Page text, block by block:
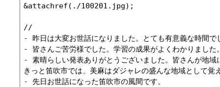
&attachref(./100201.jpg);
//
- 昨日は大変お世話になりました。とても有意義な時
- 皆さんご苦労様でした。学習の成果がよくわかり
- 素晴らしい発表ありがとうございました。皆さんが地
きっと笛吹市では、美麻はダジャレの盛んな地域と
- 先日お世話になった笛吹市の風間です。